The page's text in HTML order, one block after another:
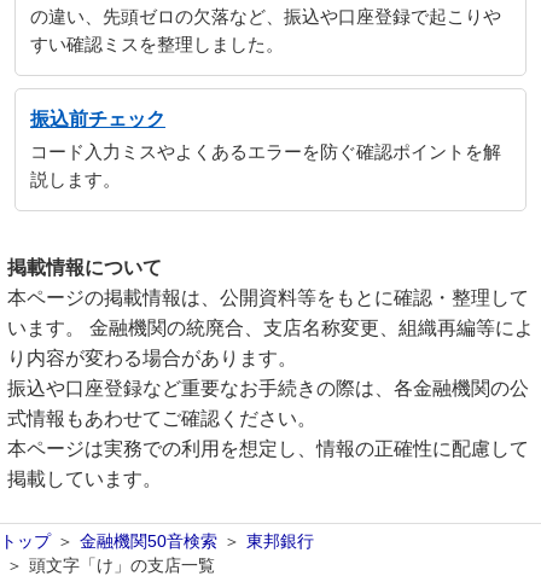
の違い、先頭ゼロの欠落など、振込や口座登録で起こりや
すい確認ミスを整理しました。
振込前チェック
コード入力ミスやよくあるエラーを防ぐ確認ポイントを解
説します。
掲載情報について
本ページの掲載情報は、公開資料等をもとに確認・整理して
います。 金融機関の統廃合、支店名称変更、組織再編等によ
り内容が変わる場合があります。
振込や口座登録など重要なお手続きの際は、各金融機関の公
式情報もあわせてご確認ください。
本ページは実務での利用を想定し、情報の正確性に配慮して
掲載しています。
トップ 金融機関50音検索
東邦銀行
頭文字「け」の支店一覧